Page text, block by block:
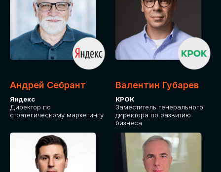
Андрей Себрант
Яндекс
Директор по
стратегическому маркетингу
Валентин Губарев
КРОК
Заместитель генерального
директора по развитию
бизнеса